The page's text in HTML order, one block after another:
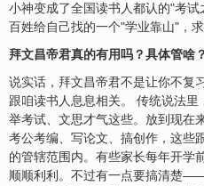
小神变成了全国读书人都认的"考
百姓给自己找的一个"学业靠山"，
拜文昌帝君真的有用吗？具体管啥？
说实话，拜文昌帝君不是让你不复
跟咱读书人息息相关。 传统说法里
举考试、文思才气这些。放到现在
考公考编、写论文、搞创作，这些
的管辖范围内。有些家长每年开学
顺顺利利。不过有一点要搞清楚